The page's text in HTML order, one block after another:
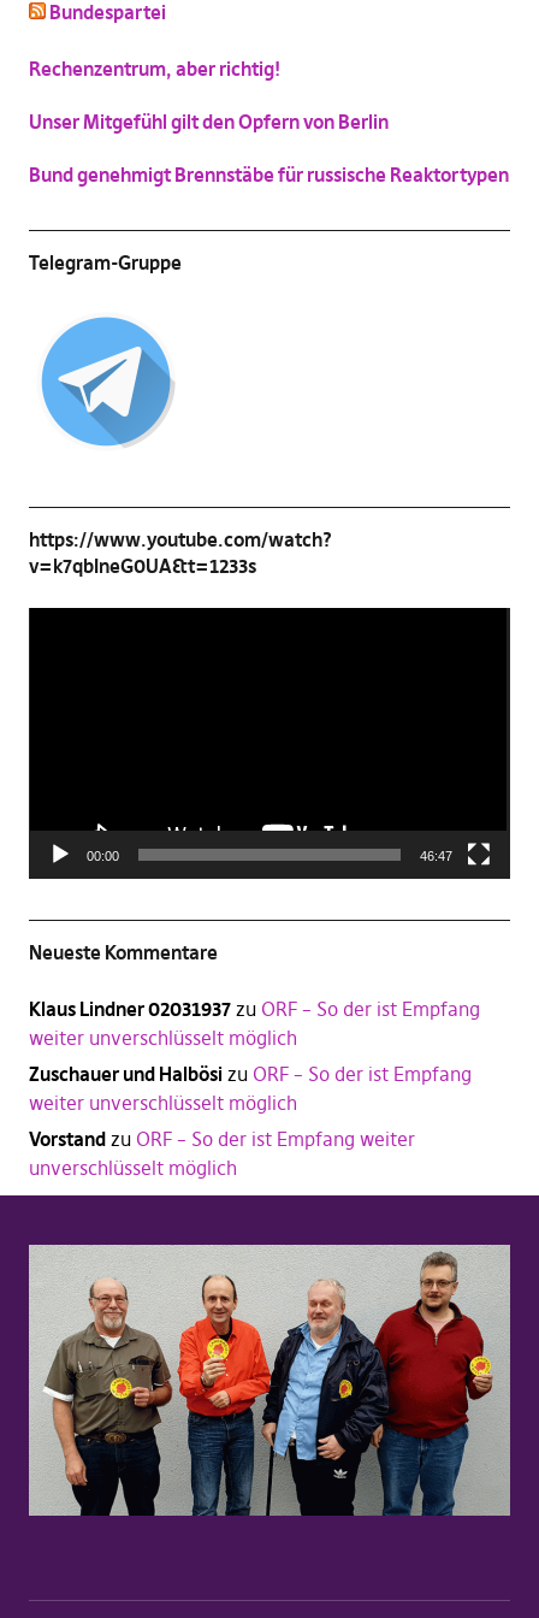
Bundespartei
Rechenzentrum, aber richtig!
Unser Mitgefühl gilt den Opfern von Berlin
Bund genehmigt Brennstäbe für russische Reaktortypen
Telegram-Gruppe
https://www.youtube.com/watch?
v=k7qbIneG0UA&t=1233s
00:00 46:47
Neueste Kommentare
Klaus Lindner 02031937zu ORF – So der ist Empfang
weiter unverschlüsselt möglich
Zuschauer und Halbösi zu ORF – So der ist Empfang
weiter unverschlüsselt möglich
Vorstandzu ORF – So der ist Empfang weiter
unverschlüsselt möglich